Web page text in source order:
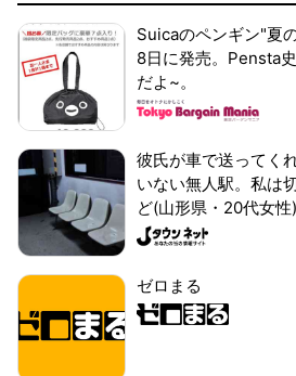
Suicaのペンギン"夏
8日に発売。Pensta
だよ~。
彼氏が車で送ってく
いない無人駅。私は
ど(山形県・20代女
ゼロまる